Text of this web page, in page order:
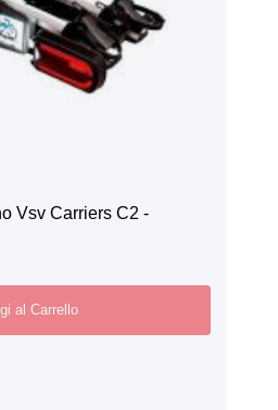
Vsv Carriers C2 -
al Carrello